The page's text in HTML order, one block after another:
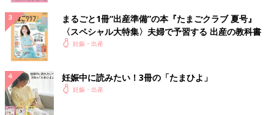
まるごと1冊“出産準備”の本『たまごクラブ 夏号』
〈スペシャル大特集〉夫婦で予習する 出産の教科書
妊娠・出産
妊娠中に読みたい！3冊の「たまひよ」
妊娠・出産